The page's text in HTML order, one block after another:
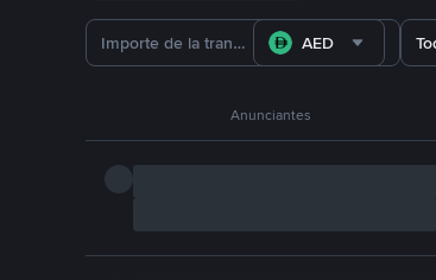
AED
Anunciantes